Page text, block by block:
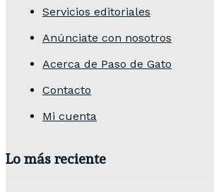
Servicios editoriales
Anúnciate con nosotros
Acerca de Paso de Gato
Contacto
Mi cuenta
Lo más reciente